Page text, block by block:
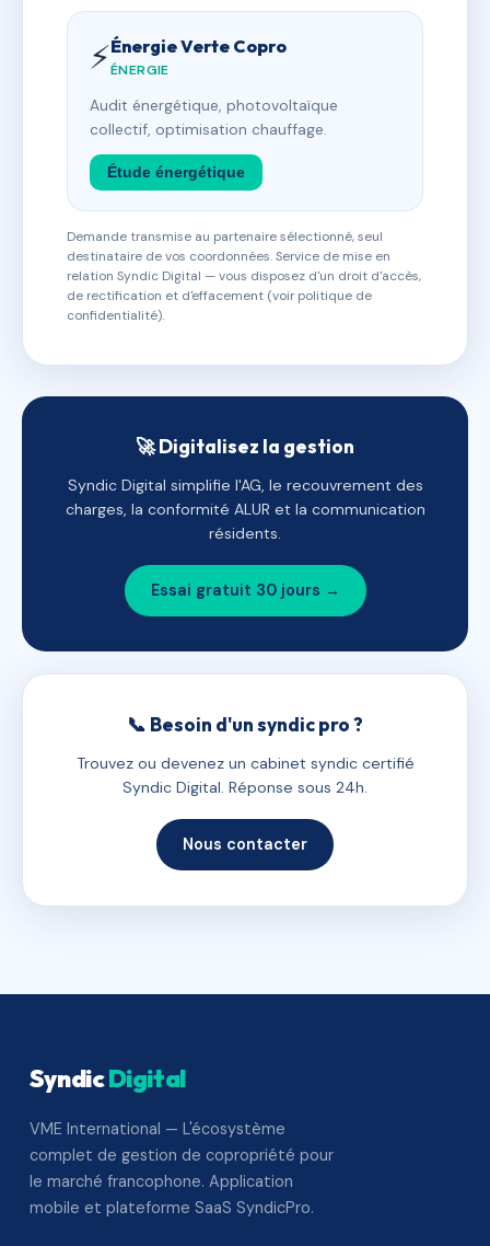
⚡Énergie Verte Copro
ÉNERGIE
Audit énergétique, photovoltaïque
collectif, optimisation chauffage.
Étude énergétique
Demande transmise au partenaire sélectionné, seul
destinataire de vos coordonnées. Service de mise en
relation Syndic Digital — vous disposez d'un droit d'accès,
de rectification et d'effacement (voir politique de
confidentialité).
🚀 Digitalisez la gestion
Syndic Digital simplifie l'AG, le recouvrement des
charges, la conformité ALUR et la communication
résidents.
Essai gratuit 30 jours →
📞 Besoin d'un syndic pro ?
Trouvez ou devenez un cabinet syndic certifié
Syndic Digital. Réponse sous 24h.
Nous contacter
SyndicDigital
VME International — L'écosystème
complet de gestion de copropriété pour
le marché francophone. Application
mobile et plateforme SaaS SyndicPro.